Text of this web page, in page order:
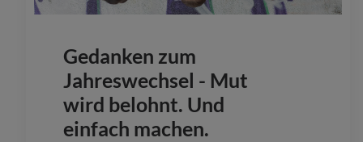
Gedanken zum
Jahreswechsel - Mut
wird belohnt. Und
einfach machen.